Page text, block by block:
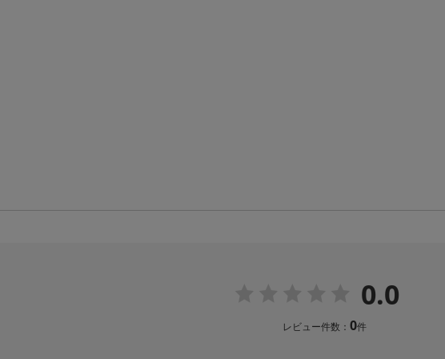
0.0
レビュー件数： 0件